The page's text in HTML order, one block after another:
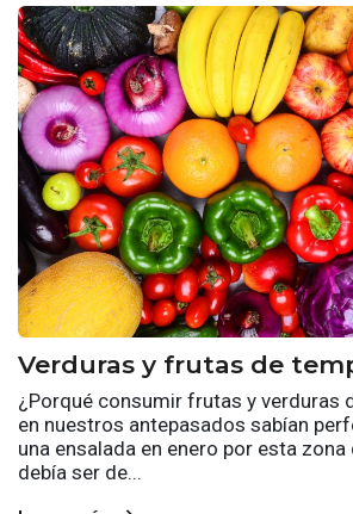
Verduras y frutas de
¿Porqué consumir frutas y verduras
en nuestros antepasados sabían
una ensalada en enero por esta zona
debía ser de...